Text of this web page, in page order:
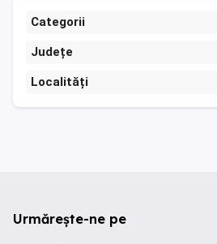
Categorii
Județe
Localități
Urmărește-ne pe